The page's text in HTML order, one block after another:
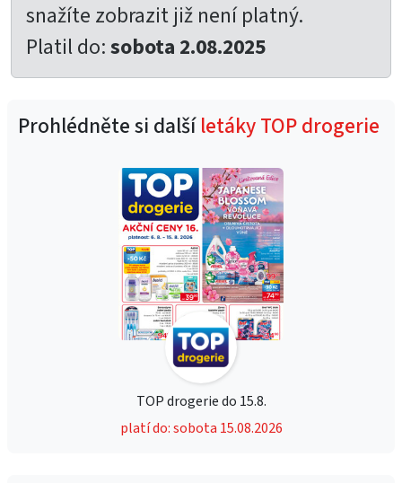
snažíte zobrazit již není platný.
Platil do:sobota 2.08.2025
Prohlédněte si dalšíletáky TOP drogerie
TOP drogerie do 15.8.
platí do: sobota 15.08.2026